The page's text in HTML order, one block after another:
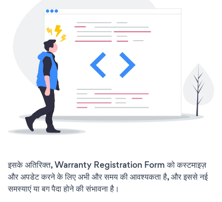
इसके अतिरिक्त, Warranty Registration Form को कस्टमाइज़
और अपडेट करने के लिए अभी और समय की आवश्यकता है, और इससे नई
समस्याएं या बग पैदा होने की संभावना है।